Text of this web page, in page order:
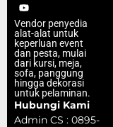
Vendor penyedia
alat-alat untuk
keperluan event
dan pesta, mulai
dari kursi, meja,
sofa, panggung
hingga dekorasi
untuk pelaminan.
Hubungi Kami
Admin CS : 0895-